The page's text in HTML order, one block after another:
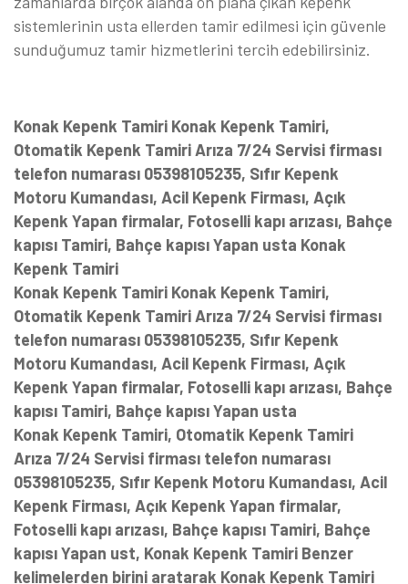
sistemlerinin usta ellerden tamir edilmesi için güvenle
sunduğumuz tamir hizmetlerini tercih edebilirsiniz.
Konak Kepenk Tamiri Konak Kepenk Tamiri,
Otomatik Kepenk Tamiri Arıza 7/24 Servisi firması
telefon numarası 05398105235, Sıfır Kepenk
Motoru Kumandası, Acil Kepenk Firması, Açık
Kepenk Yapan firmalar, Fotoselli kapı arızası, Bahçe
kapısı Tamiri, Bahçe kapısı Yapan usta Konak
Kepenk Tamiri
Konak Kepenk Tamiri Konak Kepenk Tamiri,
Otomatik Kepenk Tamiri Arıza 7/24 Servisi firması
telefon numarası 05398105235, Sıfır Kepenk
Motoru Kumandası, Acil Kepenk Firması, Açık
Kepenk Yapan firmalar, Fotoselli kapı arızası, Bahçe
kapısı Tamiri, Bahçe kapısı Yapan usta
Konak Kepenk Tamiri, Otomatik Kepenk Tamiri
Arıza 7/24 Servisi firması telefon numarası
05398105235, Sıfır Kepenk Motoru Kumandası, Acil
Kepenk Firması, Açık Kepenk Yapan firmalar,
Fotoselli kapı arızası, Bahçe kapısı Tamiri, Bahçe
kapısı Yapan ust, Konak Kepenk Tamiri Benzer
kelimelerden birini aratarak Konak Kepenk Tamiri